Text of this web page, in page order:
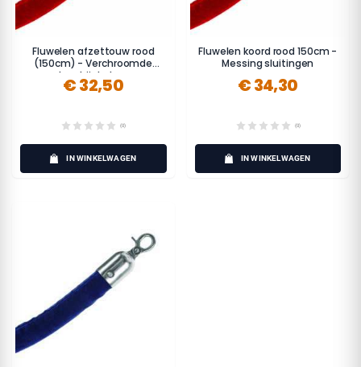
Fluwelen afzettouw rood
(150cm) - Verchroomde
karabijnhaken
€ 32,50
(0)
IN WINKELWAGEN
Fluwelen koord rood 150cm -
Messing sluitingen
€ 34,30
(0)
IN WINKELWAGEN